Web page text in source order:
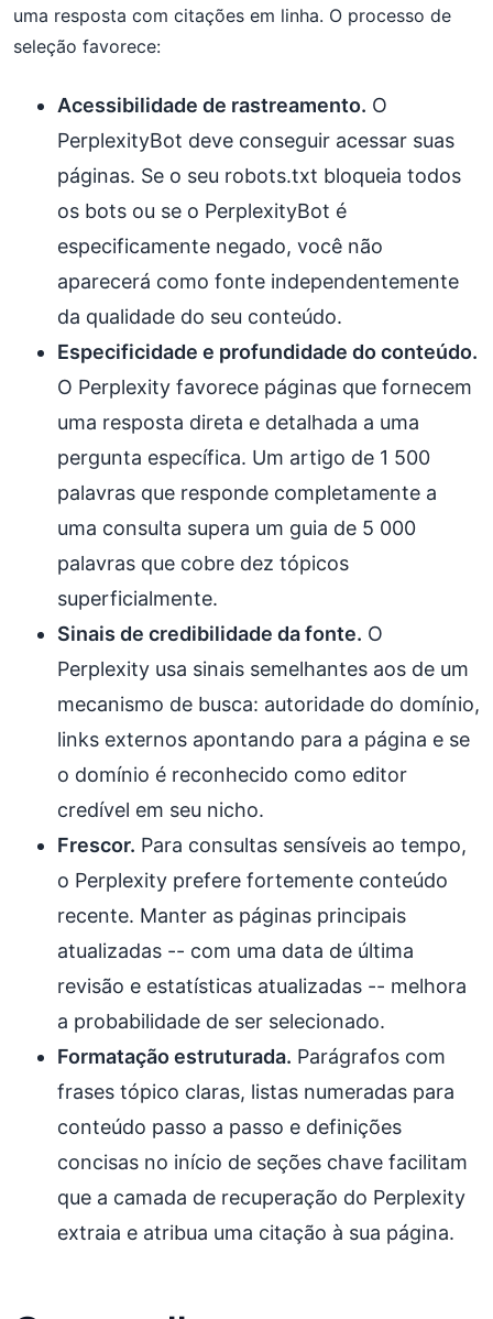
uma resposta com citações em linha. O processo de
seleção favorece:
Acessibilidade de rastreamento. O
PerplexityBot deve conseguir acessar suas
páginas. Se o seu robots.txt bloqueia todos
os bots ou se o PerplexityBot é
especificamente negado, você não
aparecerá como fonte independentemente
da qualidade do seu conteúdo.
Especificidade e profundidade do conteúdo.
O Perplexity favorece páginas que fornecem
uma resposta direta e detalhada a uma
pergunta específica. Um artigo de 1 500
palavras que responde completamente a
uma consulta supera um guia de 5 000
palavras que cobre dez tópicos
superficialmente.
Sinais de credibilidade da fonte. O
Perplexity usa sinais semelhantes aos de um
mecanismo de busca: autoridade do domínio,
links externos apontando para a página e se
o domínio é reconhecido como editor
credível em seu nicho.
Frescor. Para consultas sensíveis ao tempo,
o Perplexity prefere fortemente conteúdo
recente. Manter as páginas principais
atualizadas -- com uma data de última
revisão e estatísticas atualizadas -- melhora
a probabilidade de ser selecionado.
Formatação estruturada. Parágrafos com
frases tópico claras, listas numeradas para
conteúdo passo a passo e definições
concisas no início de seções chave facilitam
que a camada de recuperação do Perplexity
extraia e atribua uma citação à sua página.